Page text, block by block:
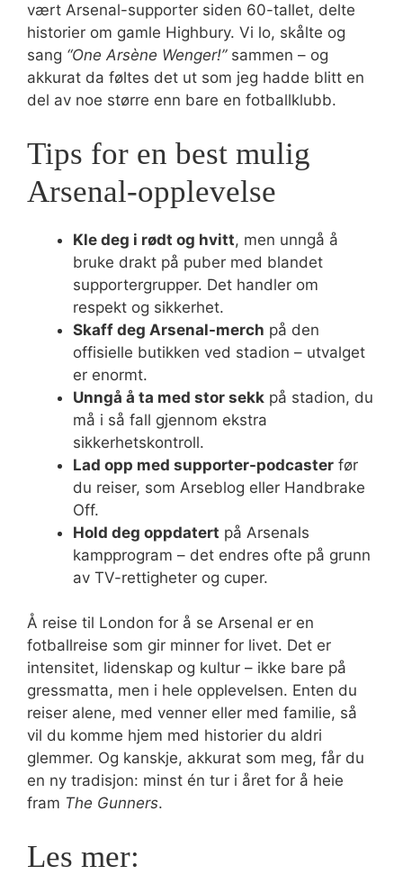
vært Arsenal-supporter siden 60-tallet, delte
historier om gamle Highbury. Vi lo, skålte og
sang “One Arsène Wenger!”sammen – og
akkurat da føltes det ut som jeg hadde blitt en
del av noe større enn bare en fotballklubb.
Tips for en best mulig
Arsenal-opplevelse
Kle deg i rødt og hvitt, men unngå å
bruke drakt på puber med blandet
supportergrupper. Det handler om
respekt og sikkerhet.
Skaff deg Arsenal-merch på den
offisielle butikken ved stadion – utvalget
er enormt.
Unngå å ta med stor sekk på stadion, du
må i så fall gjennom ekstra
sikkerhetskontroll.
Lad opp med supporter-podcaster før
du reiser, som Arseblog eller Handbrake
Off.
Hold deg oppdatert på Arsenals
kampprogram – det endres ofte på grunn
av TV-rettigheter og cuper.
Å reise til London for å se Arsenal er en
fotballreise som gir minner for livet. Det er
intensitet, lidenskap og kultur – ikke bare på
gressmatta, men i hele opplevelsen. Enten du
reiser alene, med venner eller med familie, så
vil du komme hjem med historier du aldri
glemmer. Og kanskje, akkurat som meg, får du
en ny tradisjon: minst én tur i året for å heie
fram The Gunners.
Les mer: